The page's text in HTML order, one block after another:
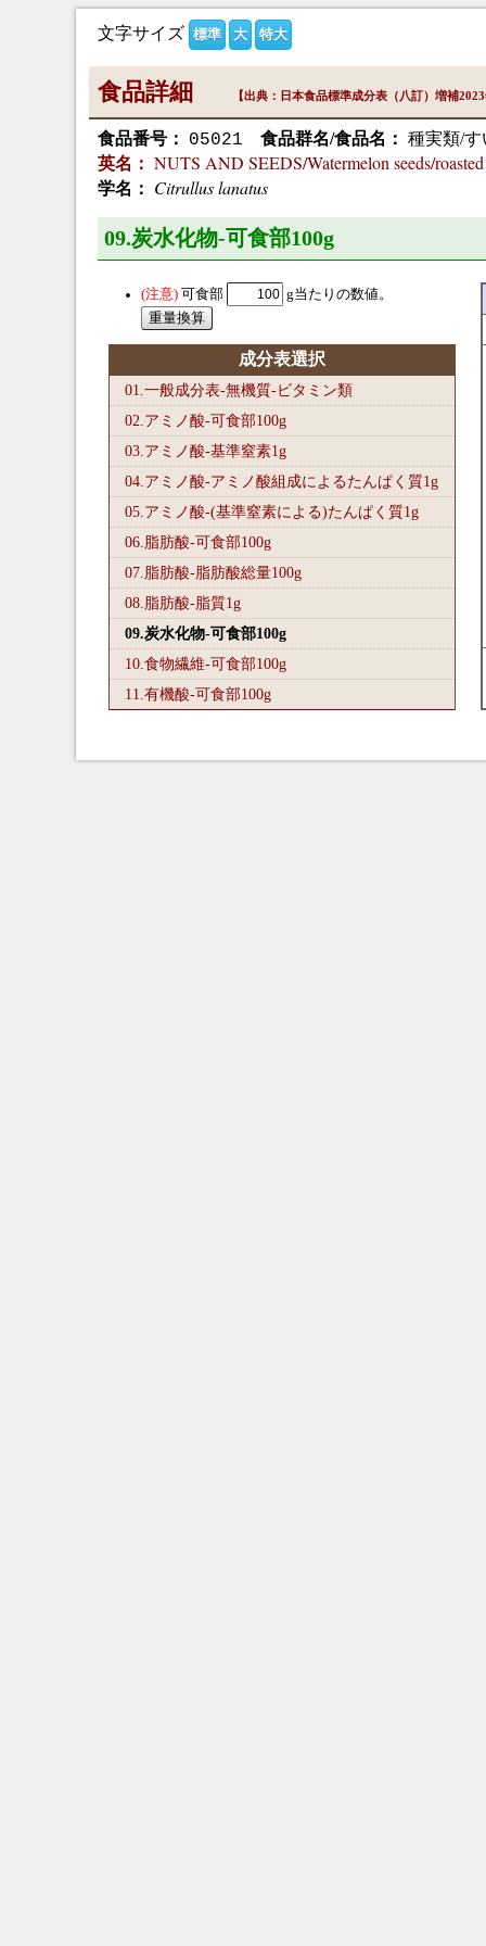
文字サイズ 標準 大 特大
食品詳細 【出典：日本食品標準成分表（八訂）増補
食品番号： 05021 食品群名/食品名： 種実類/
英名： NUTS AND SEEDS/Watermelon seeds/roasted
学名： Citrullus lanatus
09.炭水化物-可食部100g
可食部 g当たりの数値。
成分表選択
01.一般成分表-無機質-ビタミン類
02.アミノ酸-可食部100g
03.アミノ酸-基準窒素1g
04.アミノ酸-アミノ酸組成によるたんぱく質1g
05.アミノ酸-(基準窒素による)たんぱく質1g
06.脂肪酸-可食部100g
07.脂肪酸-脂肪酸総量100g
08.脂肪酸-脂質1g
09.炭水化物-可食部100g
10.食物繊維-可食部100g
11.有機酸-可食部100g